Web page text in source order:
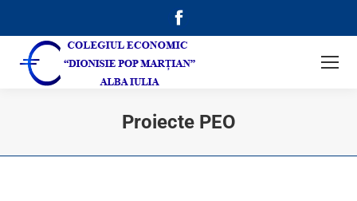
page
opens
window
Proiecte PEO